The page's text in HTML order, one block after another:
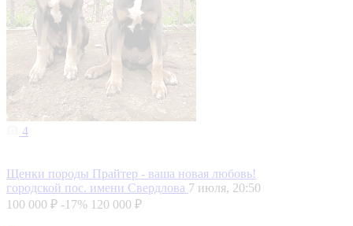
4
Щенки породы Прайтер - ваша новая любовь!
городской пос. имени Свердлова 7 июля, 20:50
100 000 ₽ -17% 120 000 ₽